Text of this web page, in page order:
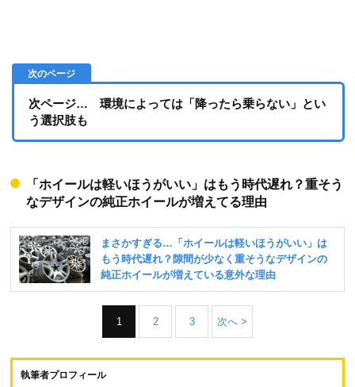
次ページ… 環境によっては「降ったら乗らない」とい
う選択肢も
「ホイールは軽いほうがいい」はもう時代遅れ？重そう
なデザインの純正ホイールが増えてる理由
1 2 3 次へ >
執筆者プロフィール